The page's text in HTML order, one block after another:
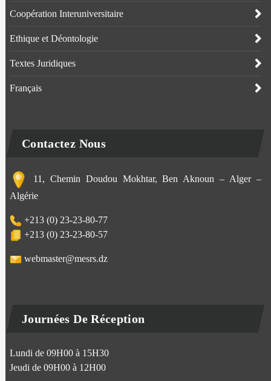
Coopération Interuniversitaire
Ethique et Déontologie
Textes Juridiques
Français
Contactez Nous
11, Chemin Doudou Mokhtar, Ben Aknoun – Alger –
Algérie
+213 (0) 23-23-80-77
+213 (0) 23-23-80-57
webmaster@mesrs.dz
Journées De Réception
Lundi de 09H00 à 15H30
Jeudi de 09H00 à 12H00